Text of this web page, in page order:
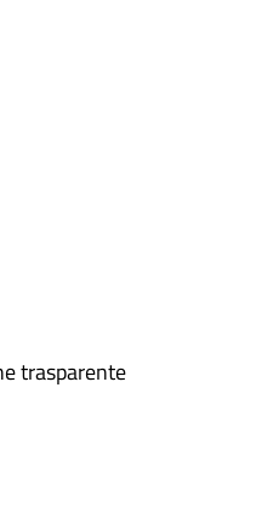
trasparente